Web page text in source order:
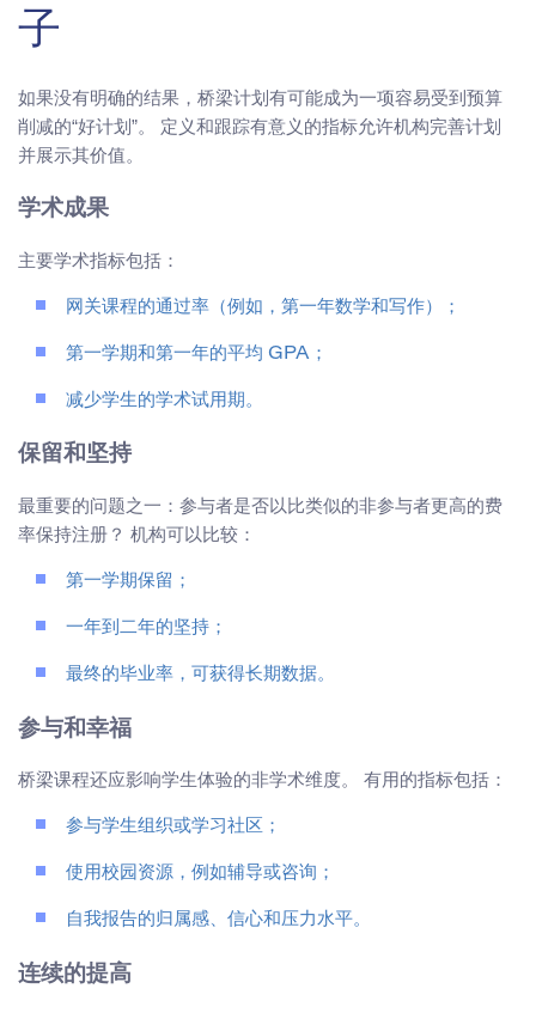
子
如果没有明确的结果，桥梁计划有可能成为一项容易受到预算
削减的“好计划”。 定义和跟踪有意义的指标允许机构完善计划
并展示其价值。
学术成果
主要学术指标包括：
网关课程的通过率（例如，第一年数学和写作）；
第一学期和第一年的平均 GPA；
减少学生的学术试用期。
保留和坚持
最重要的问题之一：参与者是否以比类似的非参与者更高的费
率保持注册？ 机构可以比较：
第一学期保留；
一年到二年的坚持；
最终的毕业率，可获得长期数据。
参与和幸福
桥梁课程还应影响学生体验的非学术维度。 有用的指标包括：
参与学生组织或学习社区；
使用校园资源，例如辅导或咨询；
自我报告的归属感、信心和压力水平。
连续的提高